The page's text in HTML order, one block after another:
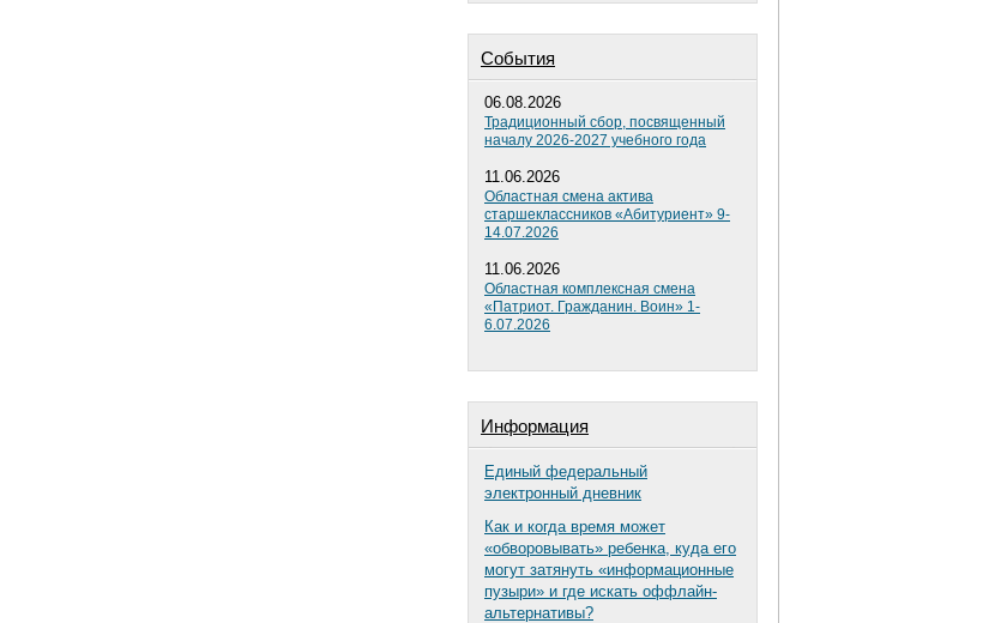
Cобытия
06.08.2026
Традиционный сбор, посвященный
началу 2026-2027 учебного года
11.06.2026
Областная смена актива
старшеклассников «Абитуриент» 9-
14.07.2026
11.06.2026
Областная комплексная смена
«Патриот. Гражданин. Воин» 1-
6.07.2026
Информация
Единый федеральный
электронный дневник
Как и когда время может
«обворовывать» ребенка, куда его
могут затянуть «информационные
пузыри» и где искать оффлайн-
альтернативы?